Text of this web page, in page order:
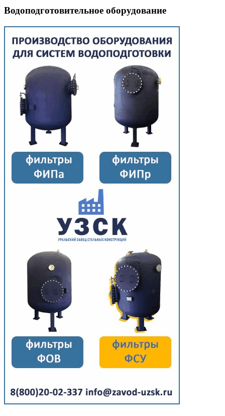
Водоподготовительное оборудование